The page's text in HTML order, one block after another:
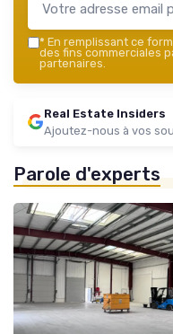
* En remplissant ce
des fins commerciales
partenaires.
Real Estate Insiders
Ajoutez-nous à vos
Parole d'experts